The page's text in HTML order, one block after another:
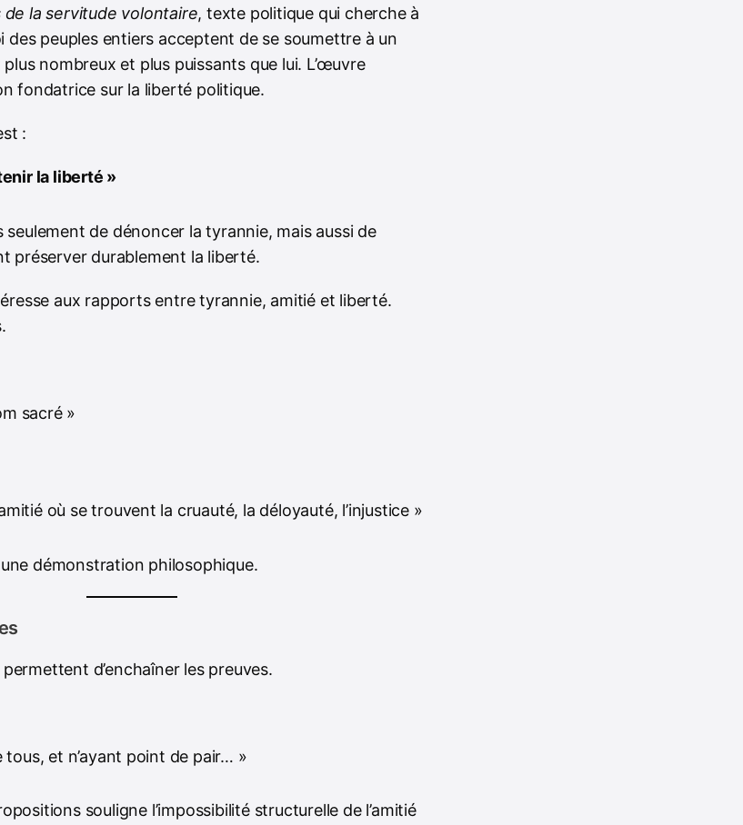
de la servitude volontaire, texte politique qui cherche à
des peuples entiers acceptent de se soumettre à un
nombreux et plus puissants que lui. L’œuvre
fondatrice sur la liberté politique.
:
la liberté »
seulement de dénoncer la tyrannie, mais aussi de
préserver durablement la liberté.
aux rapports entre tyrannie, amitié et liberté.
sacré »
où se trouvent la cruauté, la déloyauté, l’injustice »
démonstration philosophique.
d’enchaîner les preuves.
tous, et n’ayant point de pair… »
souligne l’impossibilité structurelle de l’amitié